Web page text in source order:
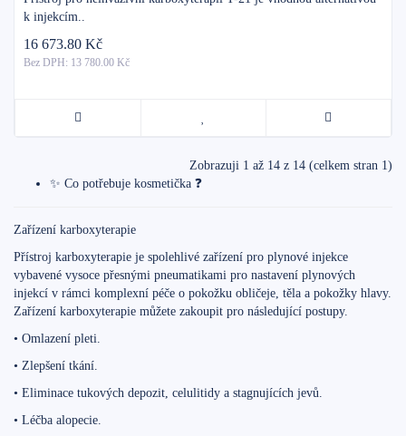
k injekcím..
16 673.80 Kč
Bez DPH: 13 780.00 Kč
Zobrazuji 1 až 14 z 14 (celkem stran 1)
✨ Co potřebuje kosmetička ❓
Zařízení karboxyterapie
Přístroj karboxyterapie je spolehlivé zařízení pro plynové injekce
vybavené vysoce přesnými pneumatikami pro nastavení plynových
injekcí v rámci komplexní péče o pokožku obličeje, těla a pokožky hlavy.
Zařízení karboxyterapie můžete zakoupit pro následující postupy.
• Omlazení pleti.
• Zlepšení tkání.
• Eliminace tukových depozit, celulitidy a stagnujících jevů.
• Léčba alopecie.